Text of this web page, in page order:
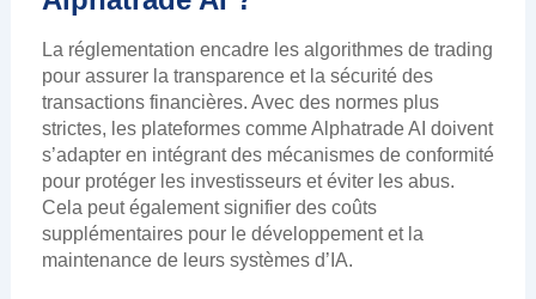
La réglementation encadre les algorithmes de trading
pour assurer la transparence et la sécurité des
transactions financières. Avec des normes plus
strictes, les plateformes comme Alphatrade AI doivent
s’adapter en intégrant des mécanismes de conformité
pour protéger les investisseurs et éviter les abus.
Cela peut également signifier des coûts
supplémentaires pour le développement et la
maintenance de leurs systèmes d’IA.